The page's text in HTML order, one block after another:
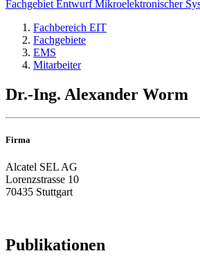
Fachgebiet Entwurf Mikroelektronischer
Fachbereich EIT
Fachgebiete
EMS
Mitarbeiter
Dr.-Ing. Alexander Worm
Firma
Alcatel SEL AG
Lorenzstrasse 10
70435 Stuttgart
Publikationen